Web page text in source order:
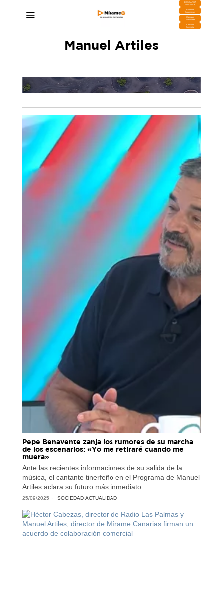
DESCARGA
MIRAPLAY
Buzón de
Sugerencias
Contratar
Publicidad
Contacto
Comercial
Manuel Artiles
Oswaldo Betancort cumple con Lanzarote:
“Los diez puntos del decálogo de compromisos
con la isla están cumplidos”
14/05/2026
Pepe Benavente zanja los rumores de su marcha
de los escenarios: «Yo me retiraré cuando me
muera»
Ante las recientes informaciones de su salida de la
música, el cantante tinerfeño en el Programa de Manuel
Artiles aclara su futuro más inmediato…
25/09/2025 SOCIEDAD·ACTUALIDAD